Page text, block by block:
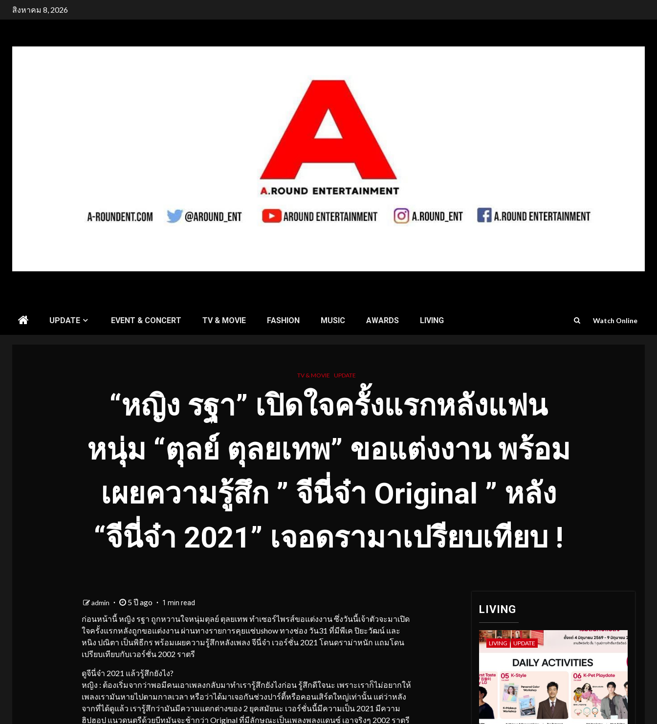
Skipสิงหาคม 8, 2026
UPDATE EVENT & CONCERT TV & MOVIE FASHION MUSIC AWARDS LIVING Watch Online
TV & MOVIE UPDATE
“หญิง รฐา” เปิดใจครั้งแรกหลังแฟน
หนุ่ม “ตุลย์ ตุลยเทพ” ขอแต่งงาน พร้อม
เผยความรู้สึก ” จีนี่จ๋า Original ” หลัง
“จีนี่จ๋า 2021” เจอดรามาเปรียบเทียบ !
admin 5 ปี ago 1 min read
ก่อนหน้านี้ หญิง รฐา ถูกหวานใจหนุ่มตุลย์ ตุลยเทพ ทำเซอร์ไพรส์ขอแต่งงาน ซึ่งวันนี้เจ้าตัวจะมาเปิด
ใจครั้งแรกหลังถูกขอแต่งงาน ผ่านทางรายการคุยแซ่บshow ทางช่อง วัน31 ที่มีพีเค ปิยะวัฒน์ และ
หนิง ปณิตา เป็นพิธีกร พร้อมเผยความรู้สึกหลังเพลง จีนี่จ๋า เวอร์ชั่น 2021 โดนดราม่าหนัก แถมโดน
เปรียบเทียบกับเวอร์ชั่น 2002 ราตรี
ดูจีนี่จ๋า 2021 แล้วรู้สึกยังไง?
หญิง : ต้องเริ่มจากว่าพอมีคนเอาเพลงกลับมาทำเรารู้สึกยังไงก่อน รู้สึกดีใจนะ เพราะเราก็ไม่อยากให้
เพลงเรามันหายไปตามกาลเวลา หรือว่าได้มาเจอกันช่วงปาร์ตี้หรือคอนเสิร์ตใหญ่เท่านั้น แต่ว่าหลัง
จากที่ได้ดูแล้ว เรารู้สึกว่ามันมีความแตกต่างของ 2 ยุคสมัยนะ เวอร์ชั่นนี้มีความเป็น 2021 มีความ
ฮิปฮอป แนวดนตรีด้วยบีทมันจะช้ากว่า Original ที่มีลักษณะเป็นเพลงพลงแดนซ์ เอาจริงๆ 2002 ราตรี
LIVING
LIVING UPDATE